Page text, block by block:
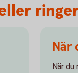
När
När du